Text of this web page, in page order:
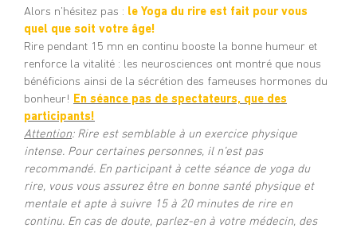
Alors n’hésitez pas : le Yoga du rire est fait pour vous
quel que soit votre âge!
Rire pendant 15 mn en continu booste la bonne humeur et
renforce la vitalité : les neurosciences ont montré que nous
bénéficions ainsi de la sécrétion des fameuses hormones du
bonheur! En séance pas de spectateurs, que des
participants!
Attention: Rire est semblable à un exercice physique
intense. Pour certaines personnes, il n’est pas
recommandé. En participant à cette séance de yoga du
rire, vous vous assurez être en bonne santé physique et
mentale et apte à suivre 15 à 20 minutes de rire en
continu. En cas de doute, parlez-en à votre médecin, des